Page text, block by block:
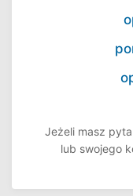
Jeżeli masz
lub swojego